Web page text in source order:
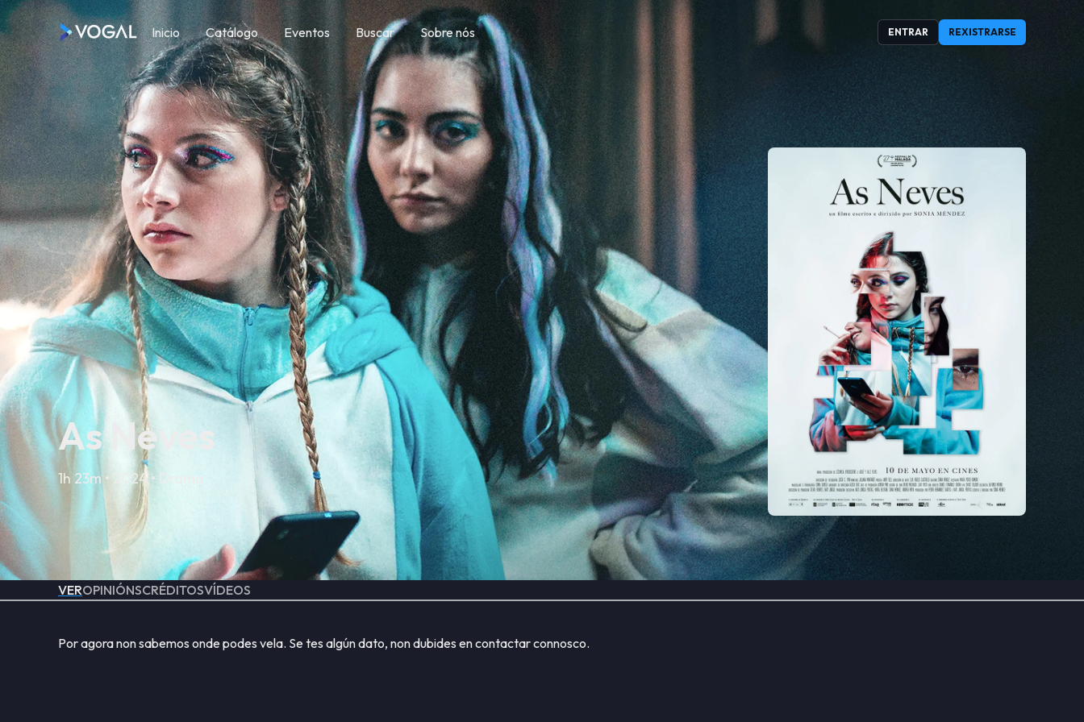
Main Menu
Inicio Catálogo Eventos Buscar Sobre nós ENTRAR REXISTRARSE
As Neves
1h 23m • 2024 • Drama
VEROPINIÓNSCRÉDITOSVÍDEOS
Por agora non sabemos onde podes vela. Se tes algún dato, non dubides en contactar connosco.